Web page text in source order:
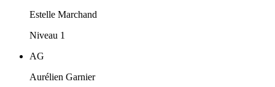
Estelle Marchand
Niveau 1
AG
Aurélien Garnier